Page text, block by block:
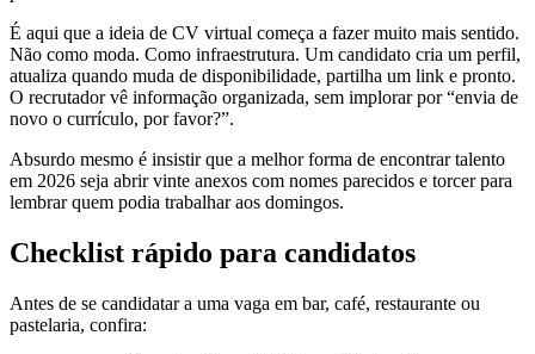
É aqui que a ideia de CV virtual começa a fazer muito mais sentido.
Não como moda. Como infraestrutura. Um candidato cria um perfil,
atualiza quando muda de disponibilidade, partilha um link e pronto.
O recrutador vê informação organizada, sem implorar por “envia de
novo o currículo, por favor?”.
Absurdo mesmo é insistir que a melhor forma de encontrar talento
em 2026 seja abrir vinte anexos com nomes parecidos e torcer para
lembrar quem podia trabalhar aos domingos.
Checklist rápido para candidatos
Antes de se candidatar a uma vaga em bar, café, restaurante ou
pastelaria, confira: